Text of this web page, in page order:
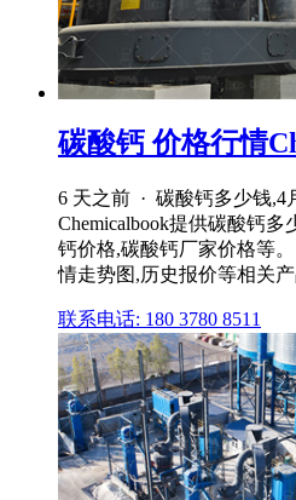
碳酸钙 价格行情
6 天之前 · 碳酸钙多少钱,4
Chemicalbook提供碳酸钙
钙价格,碳酸钙厂家价格等
情走势图,历史报价等相关产
联系电话: 180 3780 8511